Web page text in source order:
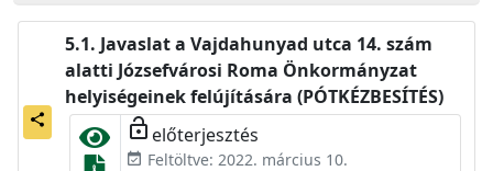
share
Javaslat a Vajdahunyad utca 14. szám
alatti Józsefvárosi Roma Önkormányzat
helyiségeinek felújítására (PÓTKÉZBESÍTÉS)
lock_open előterjesztés
event_available Feltöltve: 2022. március 10.